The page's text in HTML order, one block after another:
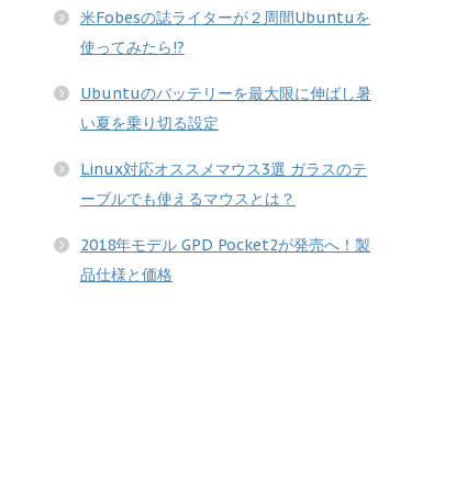
米Fobesの誌ライターが２周間Ubuntuを
使ってみたら!?
Ubuntuのバッテリーを最大限に伸ばし暑
い夏を乗り切る設定
Linux対応オススメマウス3選 ガラスのテ
ーブルでも使えるマウスとは？
2018年モデル GPD Pocket2が発売へ！製
品仕様と価格